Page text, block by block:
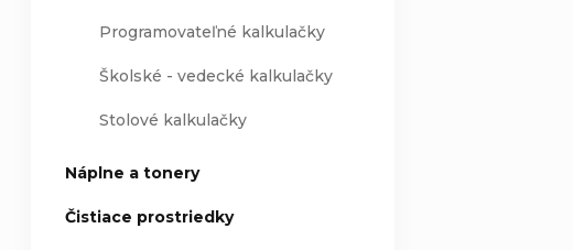
Programovateľné kalkulačky
Školské - vedecké kalkulačky
Stolové kalkulačky
Náplne a tonery
Čistiace prostriedky